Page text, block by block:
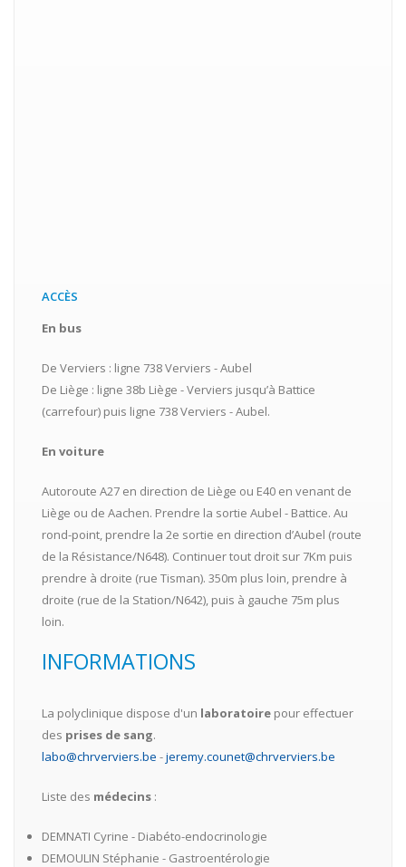
ACCÈS
En bus
De Verviers : ligne 738 Verviers - Aubel
De Liège : ligne 38b Liège - Verviers jusqu’à Battice
(carrefour) puis ligne 738 Verviers - Aubel.
En voiture
Autoroute A27 en direction de Liège ou E40 en venant de
Liège ou de Aachen. Prendre la sortie Aubel - Battice. Au
rond-point, prendre la 2e sortie en direction d’Aubel (route
de la Résistance/N648). Continuer tout droit sur 7Km puis
prendre à droite (rue Tisman). 350m plus loin, prendre à
droite (rue de la Station/N642), puis à gauche 75m plus
loin.
INFORMATIONS
La polyclinique dispose d'un laboratoire pour effectuer
des prises de sang.
labo@chrverviers.be -jeremy.counet@chrverviers.be
Liste des médecins :
DEMNATI Cyrine - Diabéto-endocrinologie
DEMOULIN Stéphanie - Gastroentérologie